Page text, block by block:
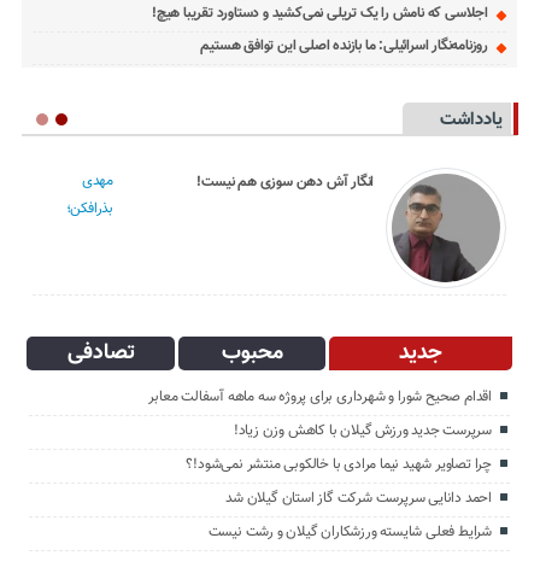
اجلاسی که نامش را یک تریلی نمی‌کشید و دستاورد تقریبا هیچ!
روزنامه‌نگار اسرائیلی: ما بازنده اصلی این توافق هستیم
یادداشت
انگار آش دهن سوزی هم نیست!
مهدی
بذرافکن؛
جدید محبوب تصادفی
اقدام صحیح شورا و شهرداری برای پروژه سه ماهه آسفالت معابر
سرپرست جدید ورزش گیلان با کاهش وزن زیاد!
چرا تصاویر شهید نیما مرادی با خالکوبی منتشر نمی‌شود!؟
احمد دانایی سرپرست شرکت گاز استان گیلان شد
شرایط فعلی شایسته ورزشکاران گیلان و رشت نیست